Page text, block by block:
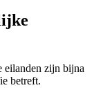
eilanden zijn bijna
betreft.